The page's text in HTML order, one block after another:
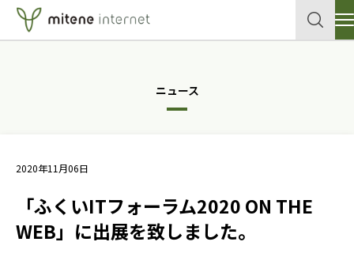
クラウド
ネットワーク
企業情報
テックブログ
ニュース
2020年11月06日
「ふくいITフォーラム2020 ON THE
WEB」に出展を致しました。